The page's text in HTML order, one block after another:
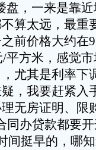
，一来是靠
算太远，最重
前价格大约在
平方米，感觉
尤其是利率下
，我要赶紧入
无房证明、限
同办贷款都要
间挺早的，哪